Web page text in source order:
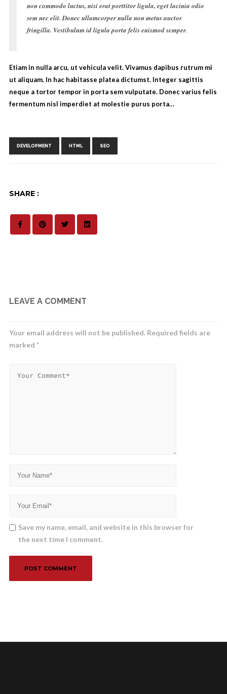
non commodo luctus, nisi erat porttitor ligula, eget lacinia odio
sem nec elit. Donec ullamcorper nulla non metus auctor
fringilla. Vestibulum id ligula porta felis euismod semper.
Etiam in nulla arcu, ut vehicula velit. Vivamus dapibus rutrum mi
ut aliquam. In hac habitasse platea dictumst. Integer sagittis
neque a tortor tempor in porta sem vulputate. Donec varius felis
fermentum nisl imperdiet at molestie purus porta…
DEVELOPMENT HTML SEO
SHARE :
LEAVE A COMMENT
Your email address will not be published. Required fields are
marked *
Save my name, email, and website in this browser for
the next time I comment.